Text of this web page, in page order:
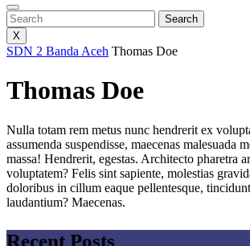
Search
Search
X
SDN 2 Banda Aceh Thomas Doe
Thomas Doe
Nulla totam rem metus nunc hendrerit ex
assumenda suspendisse, maecenas malesuada
massa! Hendrerit, egestas. Architecto pharetra
voluptatem? Felis sint sapiente, molestias
doloribus in cillum eaque pellentesque,
laudantium? Maecenas.
Recent Posts